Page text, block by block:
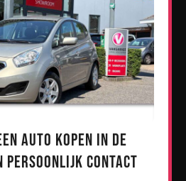
Auto Kopen in de
Persoonlijk Contact